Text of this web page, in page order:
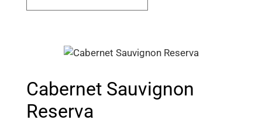
Cabernet Sauvignon
Reserva